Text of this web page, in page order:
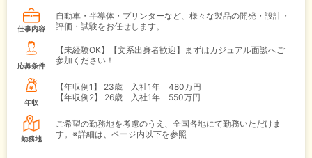
仕事内容
自動車・半導体・プリンターなど、様々な製品の開発・設計・
評価・試験をお任せします。
応募条件
【未経験OK】【文系出身者歓迎】まずはカジュアル面談へご
参加ください！
年収
【年収例1】
23歳 入社1年 480万円
【年収例2】
26歳 入社1年 550万円
勤務地
ご希望の勤務地を考慮のうえ、全国各地にて勤務いただけま
す。※詳細は、ページ内以下を参照